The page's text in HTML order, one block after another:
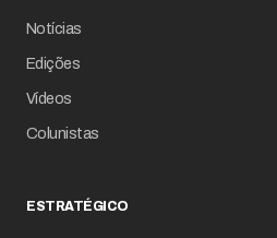
Notícias
Edições
Vídeos
Colunistas
ESTRATÉGICO